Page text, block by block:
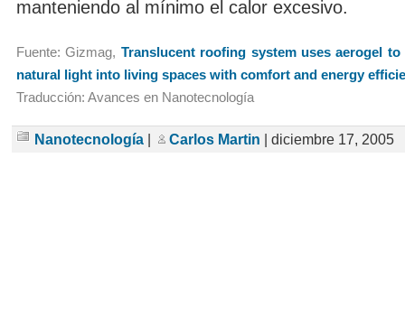
manteniendo al mínimo el calor excesivo.
Fuente: Gizmag, Translucent roofing system uses aerogel
natural light into living spaces with comfort and energy
Traducción: Avances en Nanotecnología
Nanotecnología Carlos Martin | diciembre 17, 2005